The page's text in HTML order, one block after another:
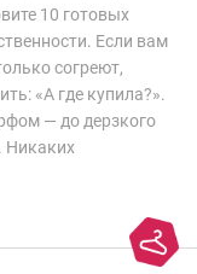
10 готовых
Если вам
согреют,
«А где купила?».
— до дерзкого
Никаких